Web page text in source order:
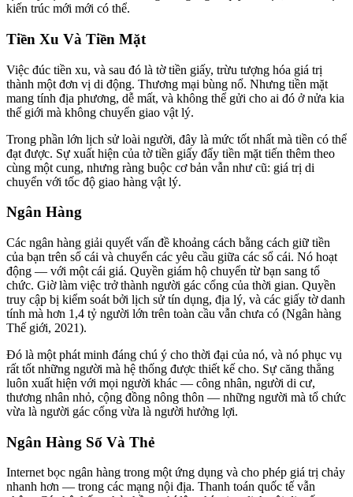
kiến trúc mới mới có thể.
Tiền Xu Và Tiền Mặt
Việc đúc tiền xu, và sau đó là tờ tiền giấy, trừu tượng hóa giá trị
thành một đơn vị di động. Thương mại bùng nổ. Nhưng tiền mặt
mang tính địa phương, dễ mất, và không thể gửi cho ai đó ở nửa kia
thế giới mà không chuyển giao vật lý.
Trong phần lớn lịch sử loài người, đây là mức tốt nhất mà tiền có thể
đạt được. Sự xuất hiện của tờ tiền giấy đẩy tiền mặt tiến thêm theo
cùng một cung, nhưng ràng buộc cơ bản vẫn như cũ: giá trị di
chuyển với tốc độ giao hàng vật lý.
Ngân Hàng
Các ngân hàng giải quyết vấn đề khoảng cách bằng cách giữ tiền
của bạn trên sổ cái và chuyển các yêu cầu giữa các sổ cái. Nó hoạt
động — với một cái giá. Quyền giám hộ chuyển từ bạn sang tổ
chức. Giờ làm việc trở thành người gác cổng của thời gian. Quyền
truy cập bị kiểm soát bởi lịch sử tín dụng, địa lý, và các giấy tờ danh
tính mà hơn 1,4 tỷ người lớn trên toàn cầu vẫn chưa có (Ngân hàng
Thế giới, 2021).
Đó là một phát minh đáng chú ý cho thời đại của nó, và nó phục vụ
rất tốt những người mà hệ thống được thiết kế cho. Sự căng thẳng
luôn xuất hiện với mọi người khác — công nhân, người di cư,
thương nhân nhỏ, cộng đồng nông thôn — những người mà tổ chức
vừa là người gác cổng vừa là người hưởng lợi.
Ngân Hàng Số Và Thẻ
Internet bọc ngân hàng trong một ứng dụng và cho phép giá trị chảy
nhanh hơn — trong các mạng nội địa. Thanh toán quốc tế vẫn